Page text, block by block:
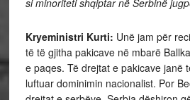
Kryeministri Kurti: Unë jam për
të të gjitha pakicave në mbarë
e paqes. Të drejtat e pakicave janë
luftuar dominimin nacionalist. Por